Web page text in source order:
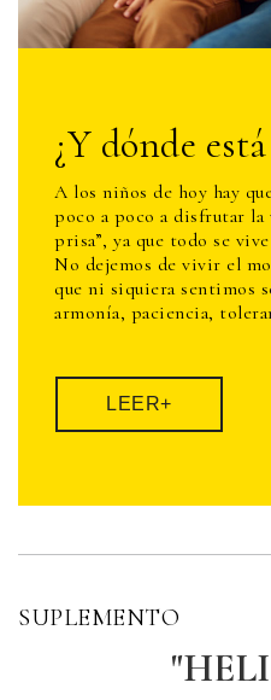
¿Y dónde
A los niños de hoy hay
poco a poco a disfrutar la
prisa”, ya que todo se
No dejemos de vivir el
que ni siquiera sentimos
armonía, paciencia,
LEER+
SUPLEMENTO